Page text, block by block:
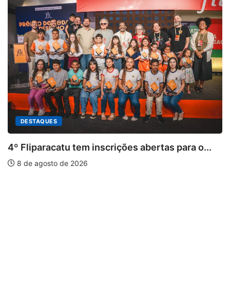
inscrições abertas para o...